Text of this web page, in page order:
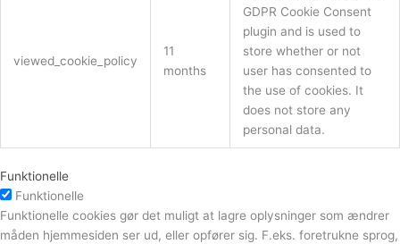
viewed_cookie_policy
11
months
GDPR Cookie Consent
plugin and is used to
store whether or not
user has consented to
the use of cookies. It
does not store any
personal data.
Funktionelle
Funktionelle
Funktionelle cookies gør det muligt at lagre oplysninger som ændrer
måden hjemmesiden ser ud, eller opfører sig. F.eks. foretrukne sprog,